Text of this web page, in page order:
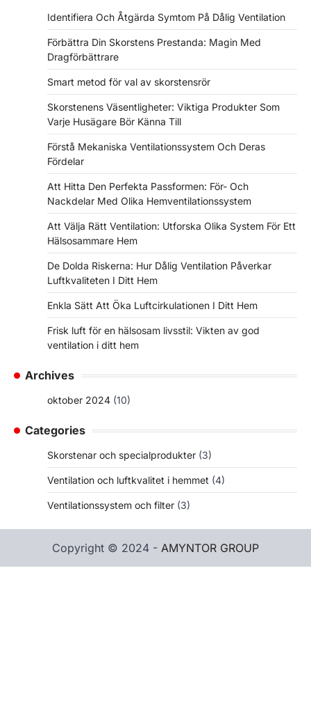
Identifiera Och Åtgärda Symtom På Dålig Ventilation
Förbättra Din Skorstens Prestanda: Magin Med
Dragförbättrare
Smart metod för val av skorstensrör
Skorstenens Väsentligheter: Viktiga Produkter Som
Varje Husägare Bör Känna Till
Förstå Mekaniska Ventilationssystem Och Deras
Fördelar
Att Hitta Den Perfekta Passformen: För- Och
Nackdelar Med Olika Hemventilationssystem
Att Välja Rätt Ventilation: Utforska Olika System För Ett
Hälsosammare Hem
De Dolda Riskerna: Hur Dålig Ventilation Påverkar
Luftkvaliteten I Ditt Hem
Enkla Sätt Att Öka Luftcirkulationen I Ditt Hem
Frisk luft för en hälsosam livsstil: Vikten av god
ventilation i ditt hem
Archives
oktober 2024 (10)
Categories
Skorstenar och specialprodukter (3)
Ventilation och luftkvalitet i hemmet (4)
Ventilationssystem och filter (3)
Copyright © 2024 - AMYNTOR GROUP